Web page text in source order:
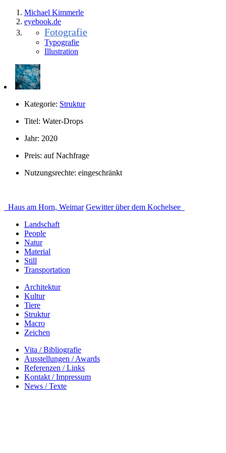
Michael Kimmerle
eyebook.de
Fotografie
Typografie
Illustration
Kategorie: Struktur
Titel: Water-Drops
Jahr: 2020
Preis: auf Nachfrage
Nutzungsrechte: eingeschränkt
Haus am Horn, Weimar Gewitter über dem Kochelsee
Landschaft
People
Natur
Material
Still
Transportation
Architektur
Kultur
Tiere
Struktur
Macro
Zeichen
Vita / Bibliografie
Ausstellungen / Awards
Referenzen / Links
Kontakt / Impressum
News / Texte